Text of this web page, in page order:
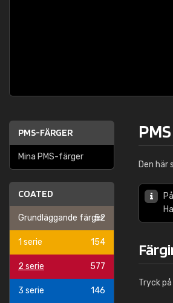
PMS-FÄRGER
Mina PMS-färger
COATED
Grundläggande färger
52
1 serie 154
2 serie 577
3 serie 146
Den här
Tryck